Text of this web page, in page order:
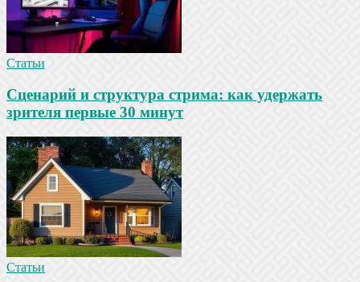
Статьи
Сценарий и структура стрима: как удержать
зрителя первые 30 минут
Статьи